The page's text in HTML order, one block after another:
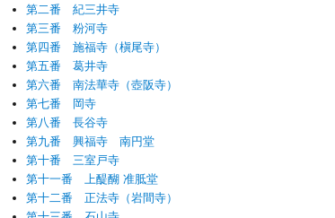
第二番 紀三井寺
第三番 粉河寺
第四番 施福寺（槇尾寺）
第五番 葛井寺
第六番 南法華寺（壺阪寺）
第七番 岡寺
第八番 長谷寺
第九番 興福寺 南円堂
第十番 三室戸寺
第十一番 上醍醐 准胝堂
第十二番 正法寺（岩間寺）